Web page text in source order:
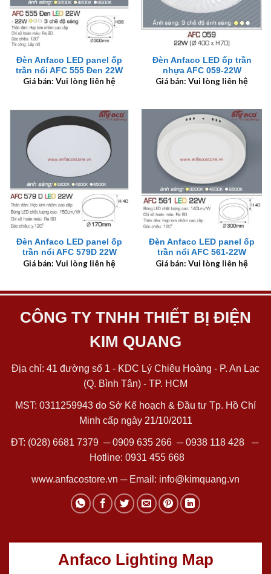
Đèn Anfaco LED panel ốp
trần nổi AFC 555 Đen 22W
Giá bán: Vui lòng liên hệ
Đèn Anfaco LED ốp trần
nhựa AFC 059-22W
Giá bán: Vui lòng liên hệ
Đèn Anfaco LED panel ốp
trần nổi AFC 579D 22W
Giá bán: Vui lòng liên hệ
Đèn Anfaco LED panel ốp
trần nổi AFC 561-22W
Giá bán: Vui lòng liên hệ
CÔNG TY TNHH THIẾT BỊ ĐIỆN
KIM QUANG
Địa chỉ: 41 đường số 1 - KDC Lý Chiêu Hoàng - P. An Lạc
(Q. Bình Tân) - TP. HCM
MST: 0311259943 do Sở Kế hoạch & Đầu tư Tp. Hồ Chí
Minh cấp ngày 21/10/2011
ĐT: (028) 6681 7379 ─0909 635 266─0938 118 428─
Hotline: 0931 455 668
www.anfacostore.vn ─ Email: info@kimquang.vn
Anfaco Lighting Map